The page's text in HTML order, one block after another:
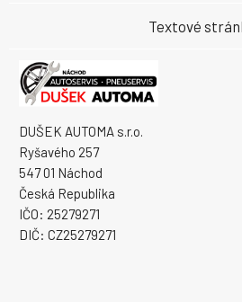
DUŠEK AUTOMA s.r.o.
Ryšavého 257
547 01 Náchod
Česká Republika
IČO: 25279271
DIČ: CZ25279271
Textové